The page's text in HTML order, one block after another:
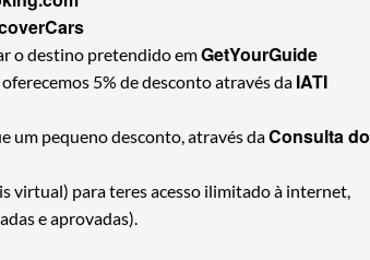
o destino pretendido emGetYourGuide
5% de desconto através da IATI
um pequeno desconto, através daConsulta do
virtual) para teres acesso ilimitado à internet,
e aprovadas).